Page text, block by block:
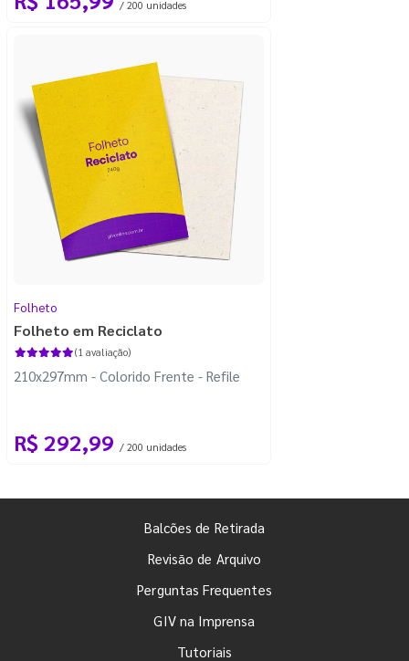
/ 200 unidades
Folheto
Folheto em Reciclato
(1 avaliação)
210x297mm - Colorido Frente - Refile
R$ 292,99 / 200 unidades
Balcões de Retirada
Revisão de Arquivo
Perguntas Frequentes
GIV na Imprensa
Tutoriais